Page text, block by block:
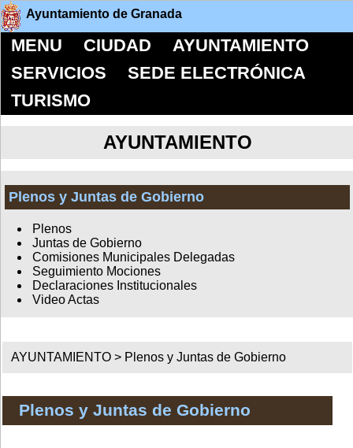
Ayuntamiento de Granada
MENU CIUDAD
AYUNTAMIENTO
SERVICIOS
SEDE ELECTRÓNICA
TURISMO
AYUNTAMIENTO
Plenos y Juntas de Gobierno
Plenos
Juntas de Gobierno
Comisiones Municipales Delegadas
Seguimiento Mociones
Declaraciones Institucionales
Video Actas
AYUNTAMIENTO > Plenos y Juntas de Gobierno
Plenos y Juntas de Gobierno